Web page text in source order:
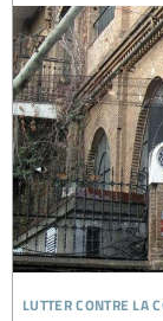
lutter contre la